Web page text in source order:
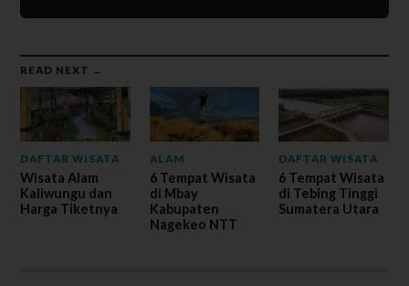
READ NEXT →
DAFTAR WISATA
Wisata Alam
Kaliwungu dan
Harga Tiketnya
ALAM
6 Tempat Wisata
di Mbay
Kabupaten
Nagekeo NTT
DAFTAR WISATA
6 Tempat Wisata
di Tebing Tinggi
Sumatera Utara